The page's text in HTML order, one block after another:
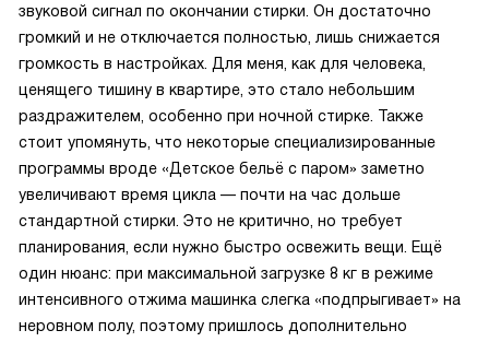
звуковой сигнал по окончании стирки. Он достаточно
громкий и не отключается полностью, лишь снижается
громкость в настройках. Для меня, как для человека,
ценящего тишину в квартире, это стало небольшим
раздражителем, особенно при ночной стирке. Также
стоит упомянуть, что некоторые специализированные
программы вроде «Детское бельё с паром» заметно
увеличивают время цикла — почти на час дольше
стандартной стирки. Это не критично, но требует
планирования, если нужно быстро освежить вещи. Ещё
один нюанс: при максимальной загрузке 8 кг в режиме
интенсивного отжима машинка слегка «подпрыгивает» на
неровном полу, поэтому пришлось дополнительно